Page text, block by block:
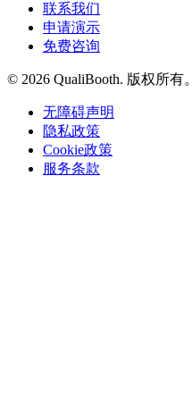
联系我们
申请演示
免费咨询
© 2026 QualiBooth. 版权所有。
无障碍声明
隐私政策
Cookie政策
服务条款